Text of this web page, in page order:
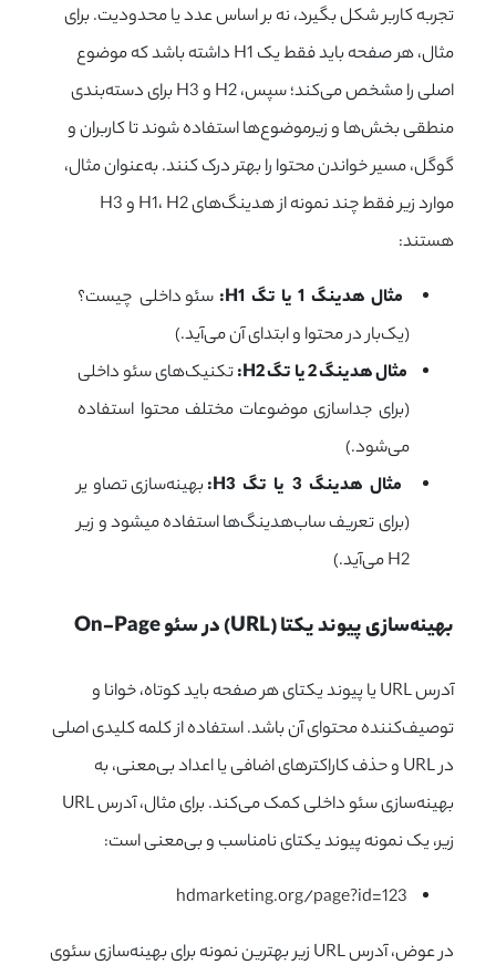
تجربه کاربر شکل بگیرد، نه بر اساس عدد یا محدودیت. برای
مثال، هر صفحه باید فقط یک H1 داشته باشد که موضوع
اصلی را مشخص می‌کند؛ سپس، H2 و H3 برای دسته‌بندی
منطقی بخش‌ها و زیرموضوع‌ها استفاده شوند تا کاربران و
گوگل، مسیر خواندن محتوا را بهتر درک کنند. به‌عنوان مثال،
موارد زیر فقط چند نمونه از هدینگ‌های H1، H2 و H3
هستند:
مثال هدینگ 1 یا تگ
H1
:سئو داخلی چیست؟
(یک‌بار در محتوا و ابتدای آن می‌آید.)
مثال هدینگ 2 یا تگ
H2
:تکنیک‌های سئو داخلی
(برای جداسازی موضوعات مختلف محتوا استفاده
می‌شود.)
مثال هدینگ 3 یا تگ
H3
: بهینه‌سازی تصاویر
(برای تعریف ساب‌هدینگ‌ها استفاده میشود و زیر
H2می‌آید.)
بهینه‌سازی پیوند یکتا (URL) در سئو On-Page
آدرس URL یا پیوند یکتای هر صفحه باید کوتاه، خوانا و
توصیف‌کننده محتوای آن باشد. استفاده از کلمه کلیدی اصلی
در URL و حذف کاراکترهای اضافی یا اعداد بی‌معنی، به
بهینه‌سازی سئو داخلی کمک می‌کند. برای مثال، آدرسURL
زیر، یک نمونه پیوند یکتای نامناسب و بی‌معنی است:
hdmarketing.org/page?id=123
در عوض، آدرسURL زیر بهترین نمونه برای بهینه‌سازی سئوی